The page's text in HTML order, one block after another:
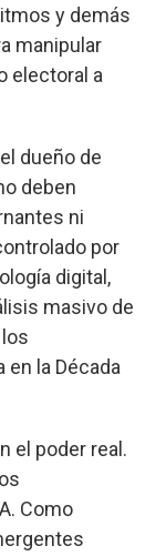
y demás
manipular
electoral a
dueño de
deben
ni
por
digital,
masivo de
la Década
el poder real.
Como